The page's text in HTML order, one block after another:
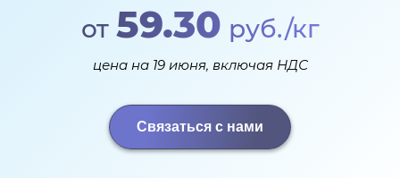
от 59.30 руб./кг
цена на 19 июня, включая НДС
Связаться с нами